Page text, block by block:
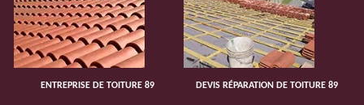
ENTREPRISE DE TOITURE 89 DEVIS RÉPARATION DE TOITURE 89